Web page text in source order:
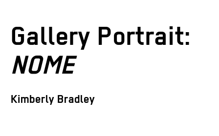
Gallery Portrait:
NOME
Kimberly Bradley